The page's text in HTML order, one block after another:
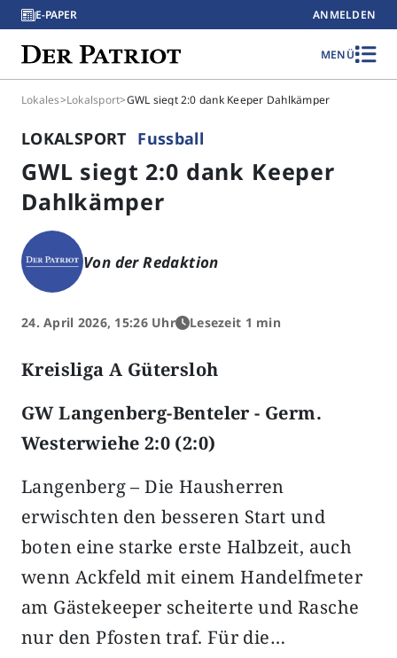
E-PAPER ANMELDEN
MENÜ
Lokales>Lokalsport>GWL siegt 2:0 dank Keeper Dahlkämper
LOKALSPORT Fussball
GWL siegt 2:0 dank Keeper
Dahlkämper
Von der Redaktion
24. April 2026, 15:26 Uhr Lesezeit 1 min
Kreisliga A Gütersloh
GW Langenberg-Benteler - Germ.
Westerwiehe 2:0 (2:0)
Langenberg – Die Hausherren
erwischten den besseren Start und
boten eine starke erste Halbzeit, auch
wenn Ackfeld mit einem Handelfmeter
am Gästekeeper scheiterte und Rasche
nur den Pfosten traf. Für die…